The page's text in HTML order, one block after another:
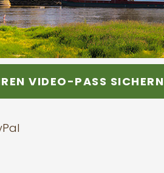
VIDEO-PASS SICHERN